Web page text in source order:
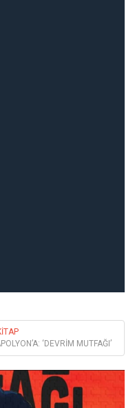
‘DEVRİM MUTFAĞI’